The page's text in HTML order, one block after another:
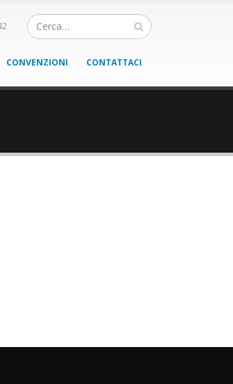
CONVENZIONI CONTATTACI